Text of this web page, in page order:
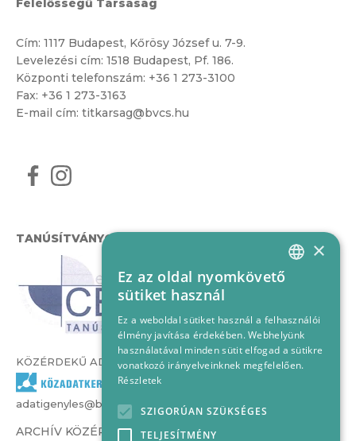
Felelősségű Társaság
Cím: 1117 Budapest, Kőrösy József u. 7-9.
Levelezési cím: 1518 Budapest, Pf. 186.
Központi telefonszám: +36 1 273-3100
Fax: +36 1 273-3163
E-mail cím: titkarsag@bvcs.hu
TANÚSÍTVÁNYOK
KÖZÉRDEKŰ ADATOK
adatigenyles@bvcs.hu
ARCHÍV KÖZÉRDEKŰ ADATOK –
HUNGARIAN
×
Ez az oldal nyomkövető
sütiket használ
Ez a weboldal sütiket használ a felhasználói
élmény javítása érdekében. Webhelyünk
használatával minden sütit elfogad a sütikre
vonatkozó irányelveinknek megfelelően.
Részletek
SZIGORÚAN SZÜKSÉGES
TELJESÍTMÉNY